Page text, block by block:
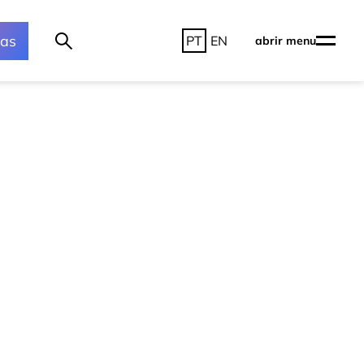
PT EN abrir menu